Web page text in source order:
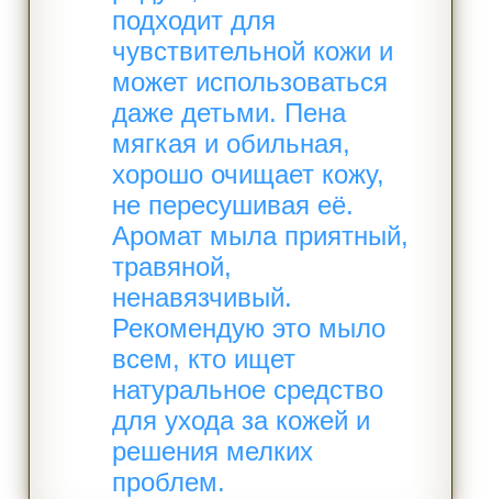
подходит для
чувствительной кожи и
может использоваться
даже детьми. Пена
мягкая и обильная,
хорошо очищает кожу,
не пересушивая её.
Аромат мыла приятный,
травяной,
ненавязчивый.​
Рекомендую это мыло
всем, кто ищет
натуральное средство
для ухода за кожей и
решения мелких
проблем.